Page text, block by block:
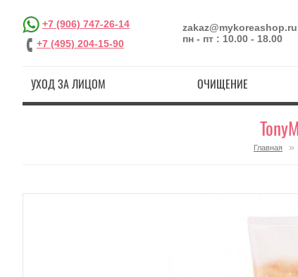
+7 (906) 747-26-14
+7 (495) 204-15-90
zakaz@mykoreashop.ru
пн - пт : 10.00 - 18.00
УХОД ЗА ЛИЦОМ ОЧИЩЕНИЕ
Главная »